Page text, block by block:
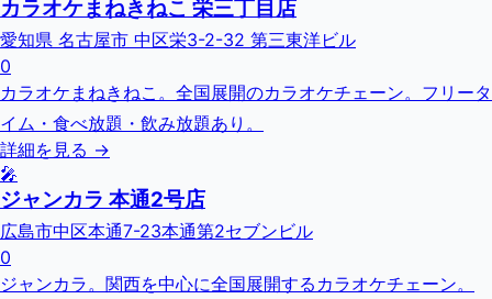
カラオケまねきねこ 栄三丁目店
愛知県 名古屋市 中区栄3-2-32 第三東洋ビル
0
カラオケまねきねこ。全国展開のカラオケチェーン。フリータ
イム・食べ放題・飲み放題あり。
詳細を見る →
🎤
ジャンカラ 本通2号店
広島市中区本通7-23本通第2セブンビル
0
ジャンカラ。関西を中心に全国展開するカラオケチェーン。